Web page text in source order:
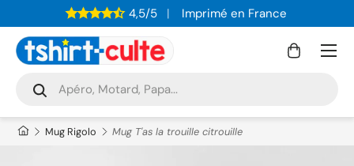
ALLER AU CONTENU
4,5/5 Imprimé en France
Recherche
Rechercher
Panier
Menu
Mug Rigolo Mug T'as la trouille citrouille